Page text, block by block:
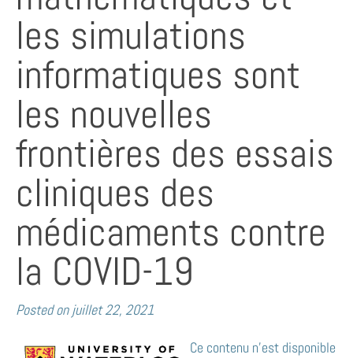
les simulations
informatiques sont
les nouvelles
frontières des essais
cliniques des
médicaments contre
la COVID-19
Posted on juillet 22, 2021
Ce contenu n’est disponible